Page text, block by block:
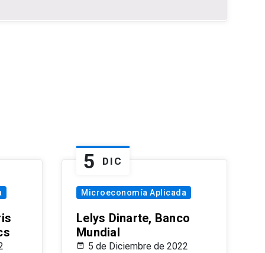
5 DIC
Microeconomía Aplicada
Lelys Dinarte, Banco
Mundial
5 de Diciembre de 2022